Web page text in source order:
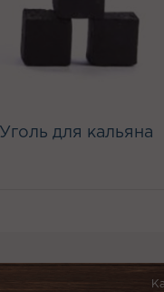
Уголь для кальяна